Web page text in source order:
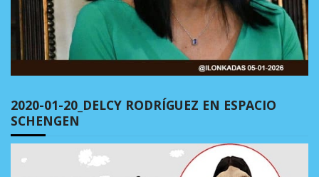
2020-01-20_DELCY RODRÍGUEZ EN ESPACIO
SCHENGEN